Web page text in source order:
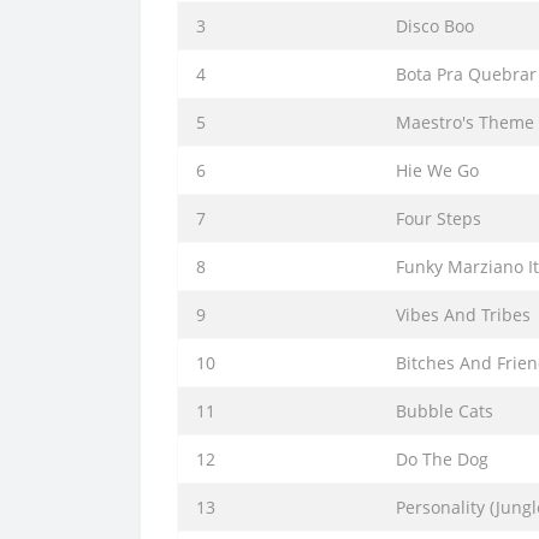
3 Disco Boo
4 Bota Pra Quebrar
5 Maestro's Theme
6 Hie We Go
7 Four Steps
8 Funky Marziano
9 Vibes And Tribes
10 Bitches And
11 Bubble Cats
12 Do The Dog
13 Personality